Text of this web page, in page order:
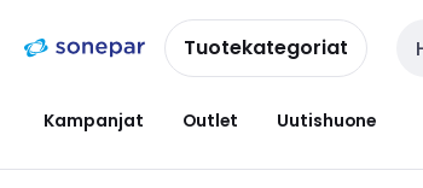
navigointiinsisältöönTuotekategoriat
Kampanjat Outlet Uutishuone